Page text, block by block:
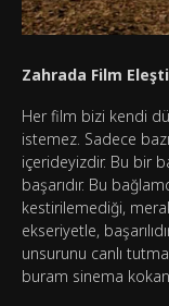
Zahrada Film
Her film bizi kendi
istemez. Sadece
içerideyizdir. Bu bir
başarıdır. Bu
kestirilemediği,
ekseriyetle,
unsurunu canlı
buram sinema